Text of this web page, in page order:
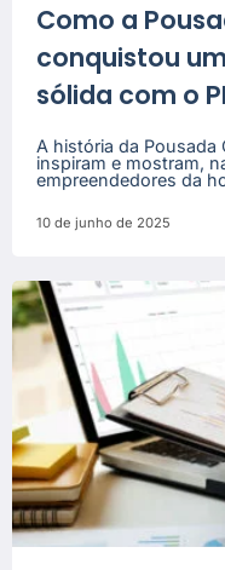
Como a
conquistou
sólida com o
A história da Pousada
inspiram e mostram,
empreendedores da
10 de junho de 2025